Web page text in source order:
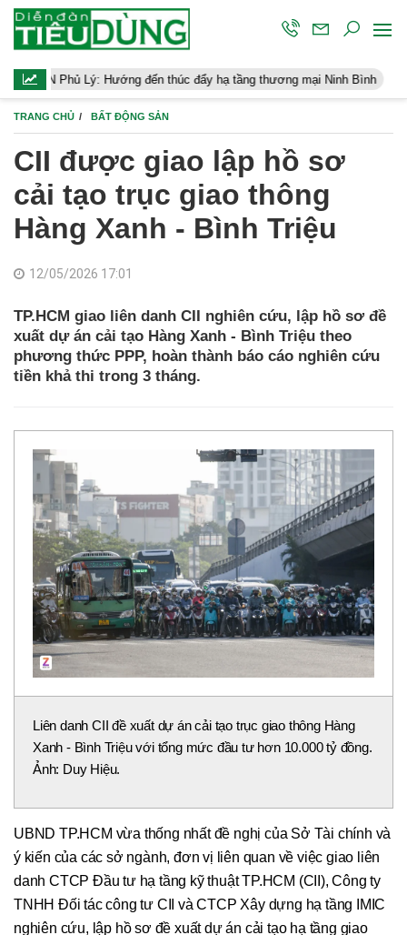
Hướng đến thúc đẩy hạ tầng thương mại Ninh Bình Điều hành
TRANG CHỦ BẤT ĐỘNG SẢN
CII được giao lập hồ sơ
cải tạo trục giao thông
Hàng Xanh - Bình Triệu
12/05/2026 17:01
TP.HCM giao liên danh CII nghiên cứu, lập hồ sơ đề
xuất dự án cải tạo Hàng Xanh - Bình Triệu theo
phương thức PPP, hoàn thành báo cáo nghiên cứu
tiền khả thi trong 3 tháng.
Liên danh CII đề xuất dự án cải tạo trục giao thông Hàng
Xanh - Bình Triệu với tổng mức đầu tư hơn 10.000 tỷ đồng.
Ảnh: Duy Hiệu.
UBND TP.HCM vừa thống nhất đề nghị của Sở Tài chính và
ý kiến của các sở ngành, đơn vị liên quan về việc giao liên
danh CTCP Đầu tư hạ tầng kỹ thuật TP.HCM (CII), Công ty
TNHH Đối tác công tư CII và CTCP Xây dựng hạ tầng IMIC
nghiên cứu, lập hồ sơ đề xuất dự án cải tạo hạ tầng giao